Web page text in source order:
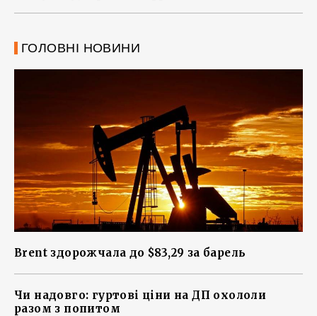
ГОЛОВНІ НОВИНИ
Brent здорожчала до $83,29 за барель
Чи надовго: гуртові ціни на ДП охололи
разом з попитом